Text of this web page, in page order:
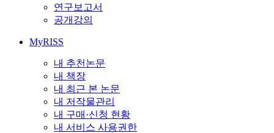
연구보고서
공개강의
MyRISS
내 추천논문
내 책장
내 최근 본 논문
내 저작물관리
내 구매·신청 현황
내 서비스 사용권한